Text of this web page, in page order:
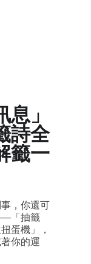
」
詩全
籤一
，你還可
「抽籤
蛋機」，
你的運